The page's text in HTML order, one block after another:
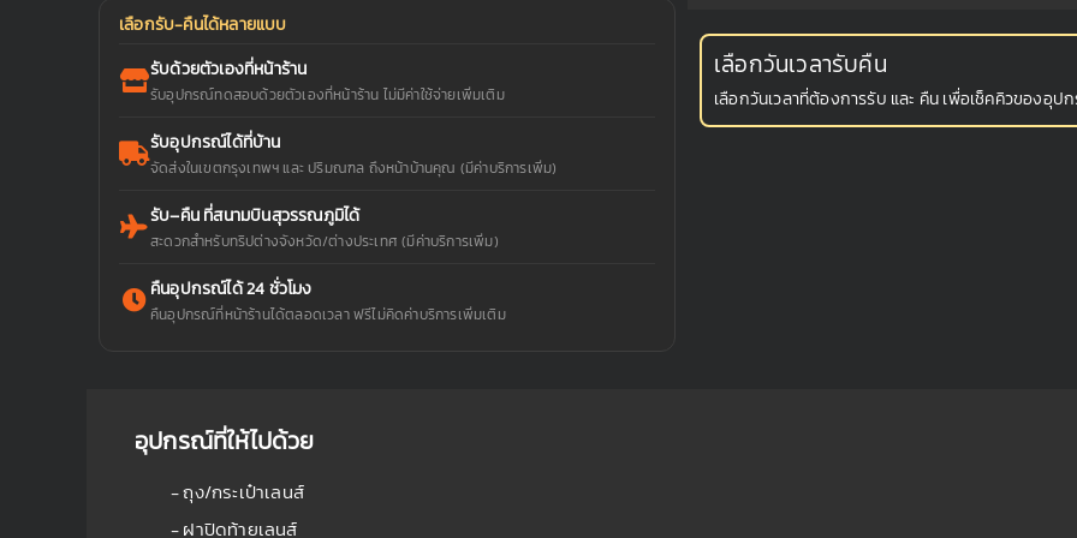
เลือกรับ-คืนได้หลายแบบ
รับด้วยตัวเองที่หน้าร้าน
รับอุปกรณ์ทดสอบด้วยตัวเองที่หน้าร้าน ไม่มีค่าใช้จ่ายเพิ่มเติม
รับอุปกรณ์ได้ที่บ้าน
จัดส่งในเขตกรุงเทพฯ และ ปริมณฑล ถึงหน้าบ้านคุณ (มีค่าบริการเพิ่ม)
รับ–คืน ที่สนามบินสุวรรณภูมิได้
สะดวกสำหรับทริปต่างจังหวัด/ต่างประเทศ (มีค่าบริการเพิ่ม)
คืนอุปกรณ์ได้ 24 ชั่วโมง
คืนอุปกรณ์ที่หน้าร้านได้ตลอดเวลา ฟรีไม่คิดค่าบริการเพิ่มเติม
เลือกวันเวลารับคืน
เลือกวันเวลาที่ต้องการรับ และ คืน เพื่อเช็คคิวของอุป
อุปกรณ์ที่ให้ไปด้วย
- ถุง/กระเป๋าเลนส์
- ฝาปิดท้ายเลนส์